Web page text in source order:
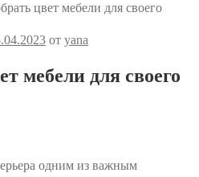
цвет мебели для своего
от yana
мебели для своего
одним из важным